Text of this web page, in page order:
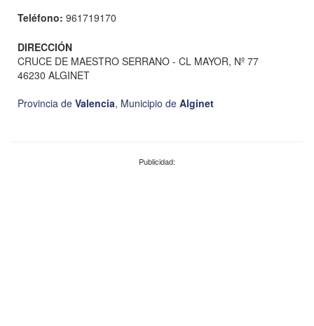
Teléfono: 961719170
DIRECCIÓN
CRUCE DE MAESTRO SERRANO - CL MAYOR, Nº 77
46230 ALGINET
Provincia de Valencia, Municipio de Alginet
Publicidad: